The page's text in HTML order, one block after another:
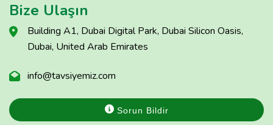
Bize Ulaşın
Building A1, Dubai Digital Park, Dubai Silicon Oasis,
Dubai, United Arab Emirates
info@tavsiyemiz.com
Sorun Bildir